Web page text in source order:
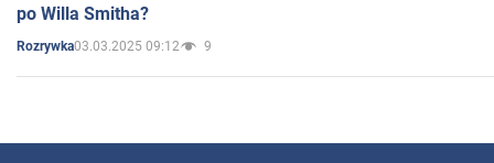
po Willa Smitha?
Rozrywka03.03.2025 09:12 9